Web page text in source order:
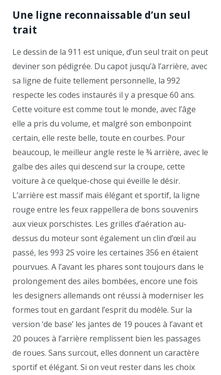
Une ligne reconnaissable d’un seul
trait
Le dessin de la 911 est unique, d’un seul trait on peut
deviner son pédigrée. Du capot jusqu’à l’arrière, avec
sa ligne de fuite tellement personnelle, la 992
respecte les codes instaurés il y a presque 60 ans.
Cette voiture est comme tout le monde, avec l’âge
elle a pris du volume, et malgré son embonpoint
certain, elle reste belle, toute en courbes. Pour
beaucoup, le meilleur angle reste le ¾ arrière, avec le
galbe des ailes qui descend sur la croupe, cette
voiture à ce quelque-chose qui éveille le désir.
L’arrière est massif mais élégant et sportif, la ligne
rouge entre les feux rappellera de bons souvenirs
aux vieux porschistes. Les grilles d’aération au-
dessus du moteur sont également un clin d’œil au
passé, les 993 2S voire les certaines 356 en étaient
pourvues. A l’avant les phares sont toujours dans le
prolongement des ailes bombées, encore une fois
les designers allemands ont réussi à moderniser les
formes tout en gardant l’esprit du modèle. Sur la
version ‘de base’ les jantes de 19 pouces à l’avant et
20 pouces à l’arrière remplissent bien les passages
de roues. Sans surcout, elles donnent un caractère
sportif et élégant. Si on veut rester dans les choix